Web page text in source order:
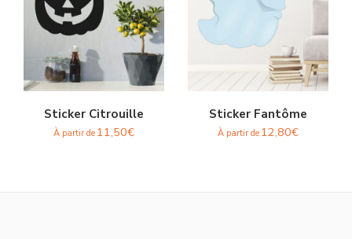
Sticker Citrouille
À partir de 11,50€
Sticker Fantôme
À partir de 12,80€